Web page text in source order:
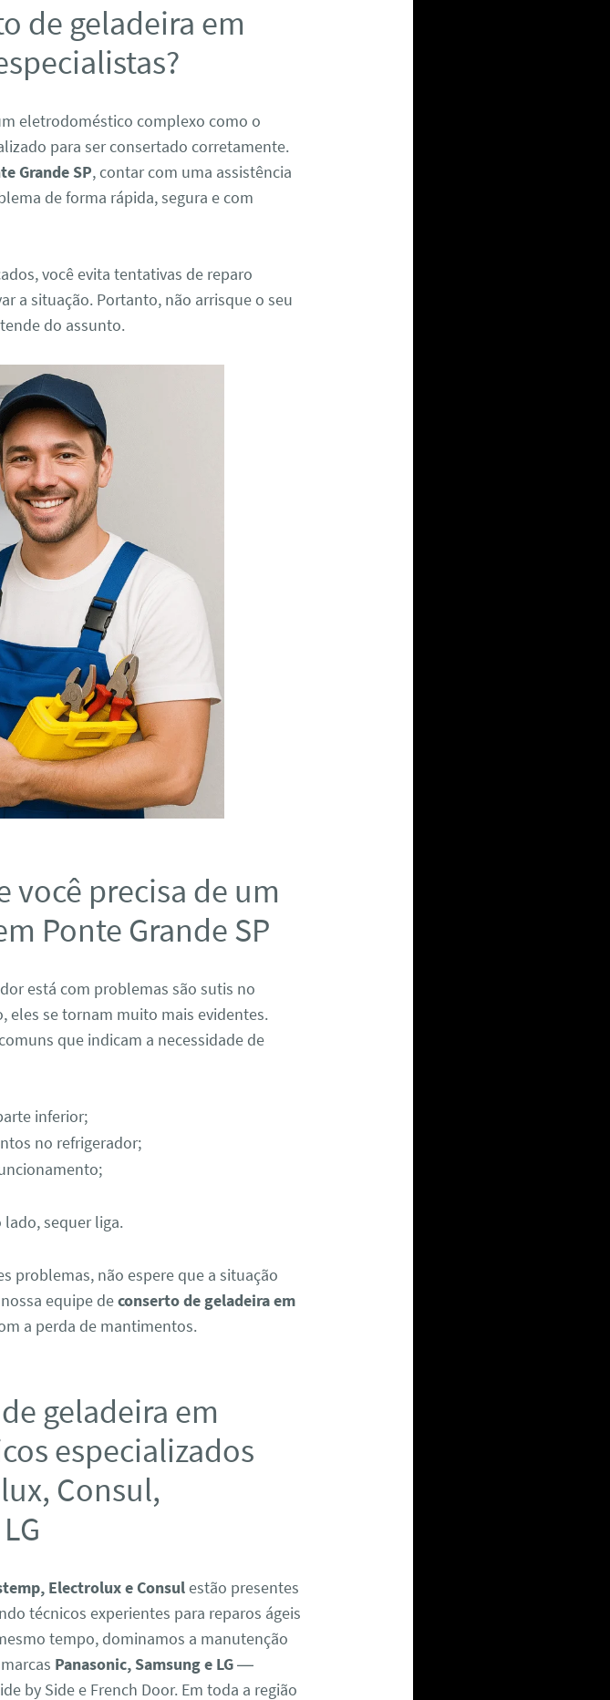
de geladeira em
eletrodoméstico complexo como o
para ser consertado corretamente.
Grande SP, contar com uma assistência
de forma rápida, segura e com
você evita tentativas de reparo
a situação. Portanto, não arrisque o seu
do assunto.
você precisa de um
Ponte Grande SP
está com problemas são sutis no
eles se tornam muito mais evidentes.
que indicam a necessidade de
inferior;
no refrigerador;
sequer liga.
problemas, não espere que a situação
equipe deconserto de geladeira em
a perda de mantimentos.
geladeira em
especializados
Consul,
Electrolux e Consulestão presentes
técnicos experientes para reparos ágeis
tempo, dominamos a manutenção
Panasonic, Samsung e LG—
by Side e French Door. Em toda a região